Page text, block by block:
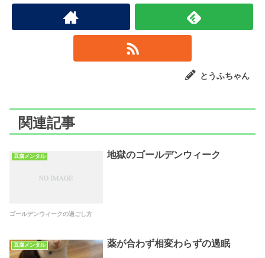
とうふちゃん
関連記事
豆腐メンタル 地獄のゴールデンウィーク
ゴールデンウィークの過ごし方
豆腐メンタル 薬が合わず相変わらずの過眠